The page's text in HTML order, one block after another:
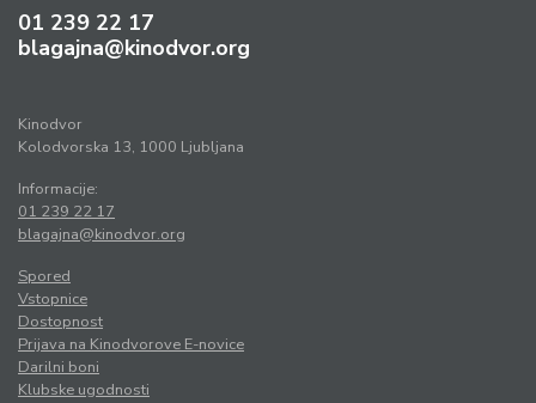
01 239 22 17
blagajna@kinodvor.org
Kinodvor
Kolodvorska 13, 1000 Ljubljana
Informacije:
01 239 22 17
blagajna@kinodvor.org
Spored
Vstopnice
Dostopnost
Prijava na Kinodvorove E-novice
Darilni boni
Klubske ugodnosti